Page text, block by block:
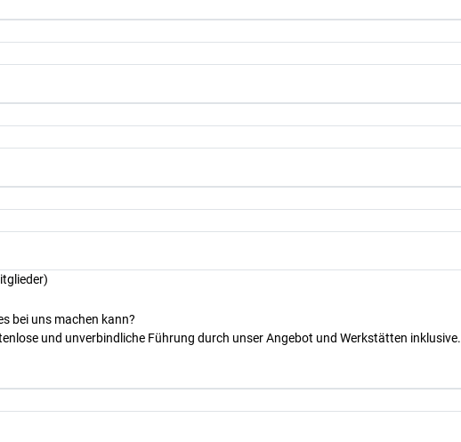
bei uns machen kann?
und unverbindliche Führung durch unser Angebot und Werkstätten inklusive.